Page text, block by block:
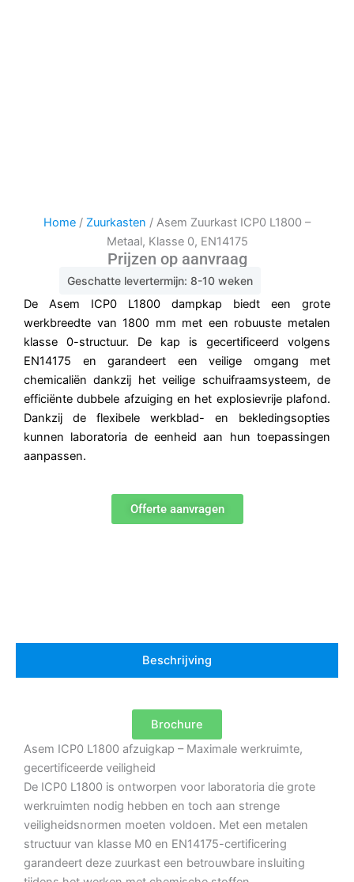
Home / Zuurkasten / Asem Zuurkast ICP0 L1800 –
Metaal, Klasse 0, EN14175
Prijzen op aanvraag
Geschatte levertermijn: 8-10 weken
De Asem ICP0 L1800 dampkap biedt een grote
werkbreedte van 1800 mm met een robuuste metalen
klasse 0-structuur. De kap is gecertificeerd volgens
EN14175 en garandeert een veilige omgang met
chemicaliën dankzij het veilige schuifraamsysteem, de
efficiënte dubbele afzuiging en het explosievrije plafond.
Dankzij de flexibele werkblad- en bekledingsopties
kunnen laboratoria de eenheid aan hun toepassingen
aanpassen.
Offerte aanvragen
Beschrijving
Brochure
Asem ICP0 L1800 afzuigkap – Maximale werkruimte,
gecertificeerde veiligheid
De ICP0 L1800 is ontworpen voor laboratoria die grote
werkruimten nodig hebben en toch aan strenge
veiligheidsnormen moeten voldoen. Met een metalen
structuur van klasse M0 en EN14175-certificering
garandeert deze zuurkast een betrouwbare insluiting